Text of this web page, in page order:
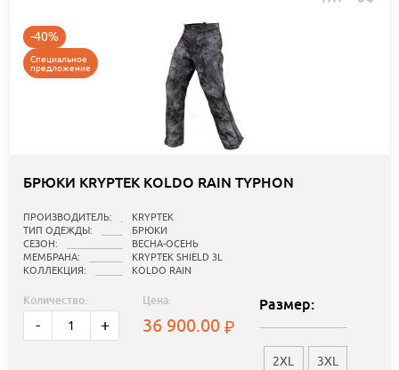
-40%
Специальное
предложение
БРЮКИ KRYPTEK KOLDO RAIN TYPHON
ПРОИЗВОДИТЕЛЬ:
KRYPTEK
ТИП ОДЕЖДЫ:
БРЮКИ
СЕЗОН:
ВЕСНА-ОСЕНЬ
МЕМБРАНА:
KRYPTEK SHIELD 3L
КОЛЛЕКЦИЯ:
KOLDO RAIN
Количество:
- +
Цена:
36 900.00
Размер:
2XL 3XL